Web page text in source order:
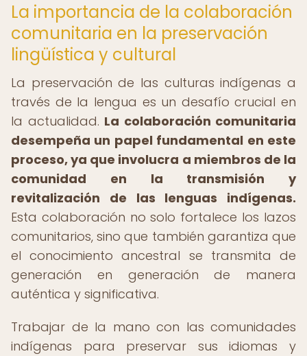
La importancia de la colaboración
comunitaria en la preservación
lingüística y cultural
La preservación de las culturas indígenas a
través de la lengua es un desafío crucial en
la actualidad. La colaboración comunitaria
desempeña un papel fundamental en este
proceso, ya que involucra a miembros de la
comunidad en la transmisión y
revitalización de las lenguas indígenas.
Esta colaboración no solo fortalece los lazos
comunitarios, sino que también garantiza que
el conocimiento ancestral se transmita de
generación en generación de manera
auténtica y significativa.
Trabajar de la mano con las comunidades
indígenas para preservar sus idiomas y